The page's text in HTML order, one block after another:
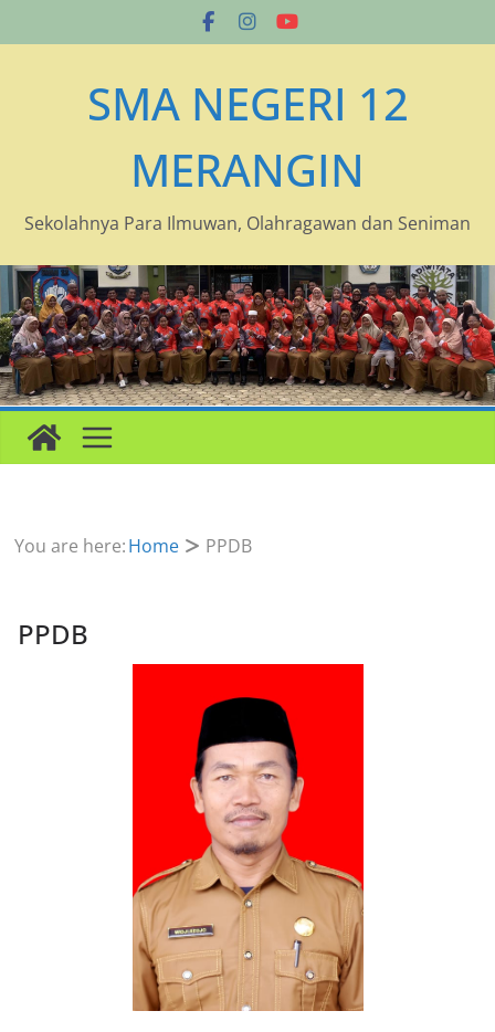
to
SMA NEGERI 12
MERANGIN
Sekolahnya Para Ilmuwan, Olahragawan dan Seniman
You are here:Home PPDB
PPDB